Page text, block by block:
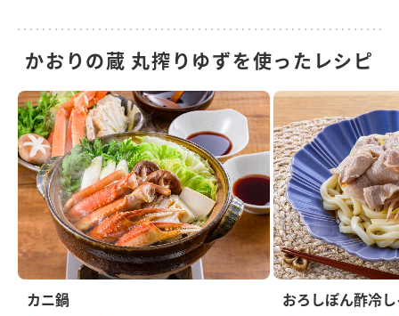
かおりの蔵 丸搾りゆずを使ったレシピ
カニ鍋 おろしぽん酢冷